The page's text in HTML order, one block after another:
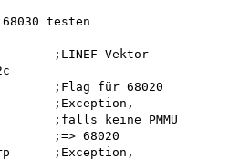
68030 testen
;LINEF-Vektor
;Flag für 68020
;Exception,
;falls keine PMMU
;=> 68020
;Exception,